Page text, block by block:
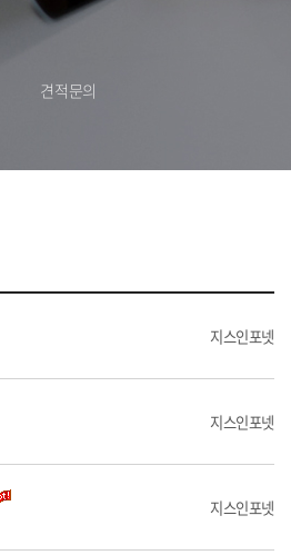
견적문의
지스인포넷
지스인포넷
지스인포넷